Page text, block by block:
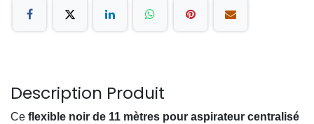
Description Produit
Ce flexible noir de 11 mètres pour aspirateur centralisé